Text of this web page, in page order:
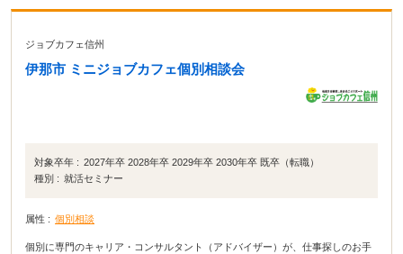
ジョブカフェ信州
伊那市 ミニジョブカフェ個別相談会
対象卒年 : 2027年卒 2028年卒 2029年卒 2030年卒 既卒（転職）
種別 : 就活セミナー
属性 : 個別相談
個別に専門のキャリア・コンサルタント（アドバイザー）が、仕事探しのお手